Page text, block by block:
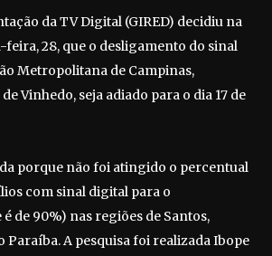
da TV Digital (GIRED) decidiu na
feira, 28, que o desligamento do sinal
Metropolitana de Campinas,
Vinhedo, seja adiado para o dia 17 de
porque não foi atingido o percentual
com sinal digital para o
de 90%) nas regiões de Santos,
Paraíba. A pesquisa foi realizada Ibope